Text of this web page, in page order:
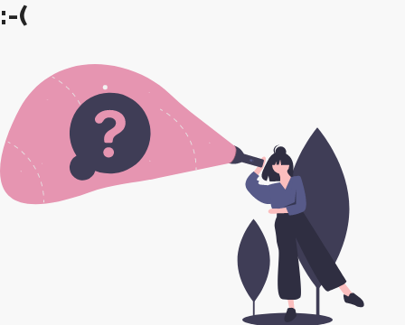
:-(